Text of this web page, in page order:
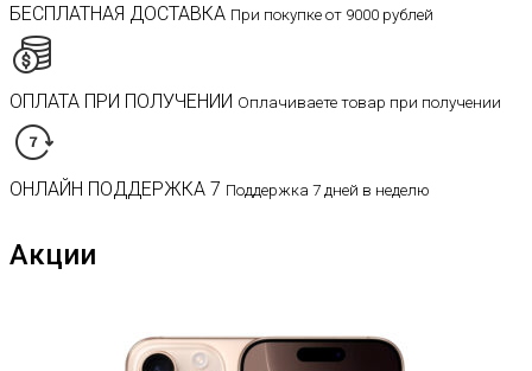
БЕСПЛАТНАЯ ДОСТАВКА При покупке от 9000 рублей
ОПЛАТА ПРИ ПОЛУЧЕНИИ Оплачиваете товар при получении
ОНЛАЙН ПОДДЕРЖКА 7 Поддержка 7 дней в неделю
Акции